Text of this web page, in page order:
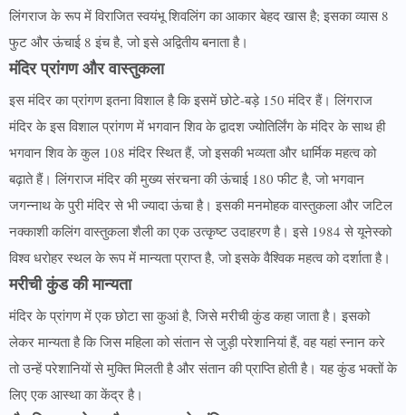
लिंगराज के रूप में विराजित स्वयंभू शिवलिंग का आकार बेहद खास है; इसका व्यास 8
फुट और ऊंचाई 8 इंच है, जो इसे अद्वितीय बनाता है।
मंदिर प्रांगण और वास्तुकला
इस मंदिर का प्रांगण इतना विशाल है कि इसमें छोटे-बड़े 150 मंदिर हैं। लिंगराज
मंदिर के इस विशाल प्रांगण में भगवान शिव के द्वादश ज्योतिर्लिंग के मंदिर के साथ ही
भगवान शिव के कुल 108 मंदिर स्थित हैं, जो इसकी भव्यता और धार्मिक महत्व को
बढ़ाते हैं। लिंगराज मंदिर की मुख्य संरचना की ऊंचाई 180 फीट है, जो भगवान
जगन्नाथ के पुरी मंदिर से भी ज्यादा ऊंचा है। इसकी मनमोहक वास्तुकला और जटिल
नक्काशी कलिंग वास्तुकला शैली का एक उत्कृष्ट उदाहरण है। इसे 1984 से यूनेस्को
विश्व धरोहर स्थल के रूप में मान्यता प्राप्त है, जो इसके वैश्विक महत्व को दर्शाता है।
मरीची कुंड की मान्यता
मंदिर के प्रांगण में एक छोटा सा कुआं है, जिसे मरीची कुंड कहा जाता है। इसको
लेकर मान्यता है कि जिस महिला को संतान से जुड़ी परेशानियां हैं, वह यहां स्नान करे
तो उन्हें परेशानियों से मुक्ति मिलती है और संतान की प्राप्ति होती है। यह कुंड भक्तों के
लिए एक आस्था का केंद्र है।